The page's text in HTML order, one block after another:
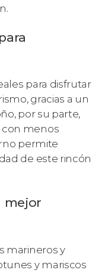
para disfrutar
gracias a un
por su parte,
con menos
permite
de este rincón
mejor
marineros y
y mariscos